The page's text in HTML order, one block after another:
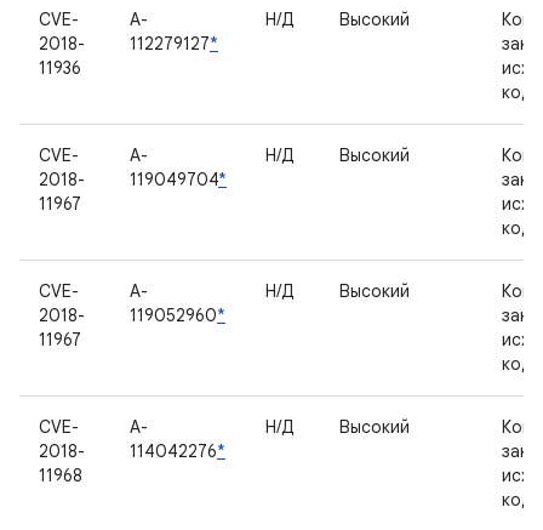
CVE-
2018-
11936
A-
112279127*
Н/Д Высокий
CVE-
2018-
11967
A-
119049704*
Н/Д Высокий
CVE-
2018-
11967
A-
119052960*
Н/Д Высокий
CVE-
2018-
11968
A-
114042276*
Н/Д Высокий